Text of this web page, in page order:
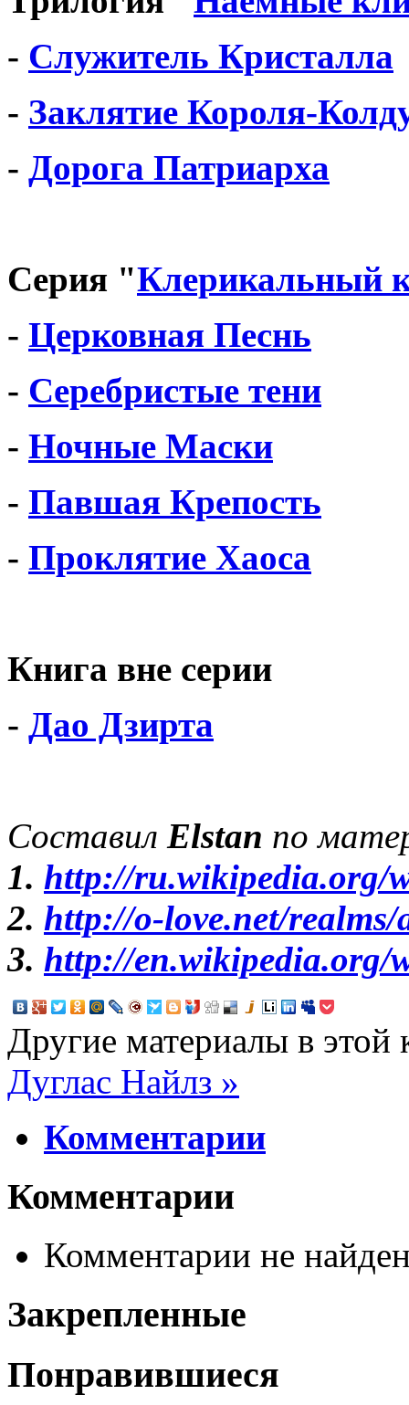
- Служитель Кристалла
- Заклятие Короля-
- Дорога Патриарха
Серия "Клерикальный
- Церковная Песнь
- Серебристые тени
- Ночные Маски
- Павшая Крепость
- Проклятие Хаоса
Книга вне серии
- Дао Дзирта
Составил Elstan по
1. http://ru.wikipedia.org/
2. http://o-love.net/
3. http://en.wikipedia.org/
Другие материалы в этой
Дуглас Найлз »
Комментарии
Комментарии
Комментарии не
Закрепленные
Понравившиеся